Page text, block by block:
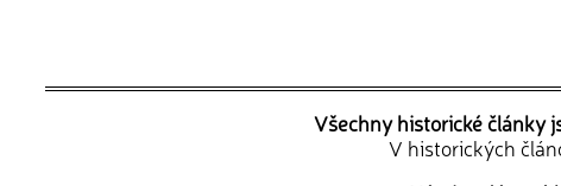
Všechny historické články
V historických